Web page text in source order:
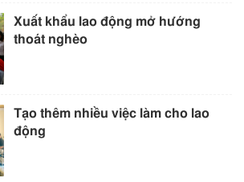
Xuất khẩu lao động mở hướng
thoát nghèo
Tạo thêm nhiều việc làm cho lao
động